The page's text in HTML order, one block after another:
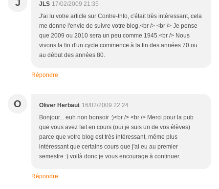
J JLS 17/02/2009 21:35
J'ai lu votre article sur Contre-Info, c'était très intéressant, cela
me donne l'envie de suivre votre blog.<br /> <br /> Je pense
que 2009 ou 2010 sera un peu comme 1945.<br /> Nous
vivons la fin d'un cycle commence à la fin des années 70 ou
au début des années 80.
Répondre
O Oliver Herbaut 16/02/2009 22:24
Bonjour... euh non bonsoir :)<br /> <br /> Merci pour la pub
que vous avez fait en cours (oui je suis un de vos élèves)
parce que votre blog est très intéressant, même plus
intéressant que certains cours que j'ai eu au premier
semestre :) voilà donc je vous encourage à continuer.
Répondre